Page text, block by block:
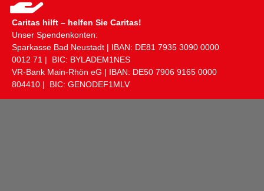
Caritas hilft – helfen Sie Caritas!
Unser Spendenkonten:
Sparkasse Bad Neustadt | IBAN: DE81 ​7935 ​3090 ​0000 ​
0012 ​71 | BIC: BYLADEM1NES
VR-Bank Main-Rhön eG | IBAN: DE50 ​7906 ​9165 ​0000 ​
804410 | BIC: GENODEF1MLV